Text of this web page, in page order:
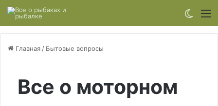
Главная / Бытовые вопросы
Все о моторном